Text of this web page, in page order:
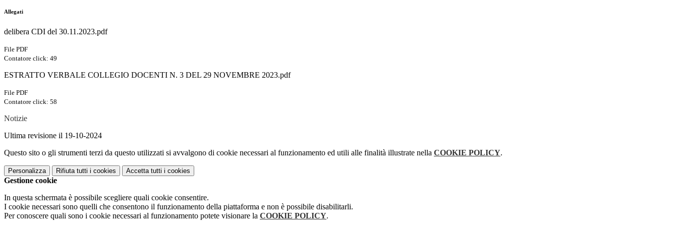
Allegati
delibera CDI del 30.11.2023.pdf
File PDF
Contatore click: 49
ESTRATTO VERBALE COLLEGIO DOCENTI N. 3 DEL 29 NOVEMBRE 2023.pdf
File PDF
Contatore click: 58
Notizie
Ultima revisione il 19-10-2024
Questo sito o gli strumenti terzi da questo utilizzati si avvalgono di cookie necessari al funzionamento ed utili alle finalità illustrate nella COOKIE POLICY.
Personalizza Rifiuta tutti i cookies Accetta tutti i cookies
Gestione cookie
In questa schermata è possibile scegliere quali cookie consentire.
I cookie necessari sono quelli che consentono il funzionamento della piattaforma e non è possibile disabilitarli.
Per conoscere quali sono i cookie necessari al funzionamento potete visionare la COOKIE POLICY.